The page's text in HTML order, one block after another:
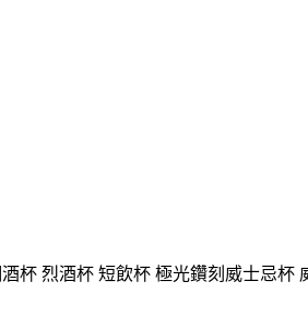
杯 烈酒杯 短飲杯 極光鑽刻威士忌杯